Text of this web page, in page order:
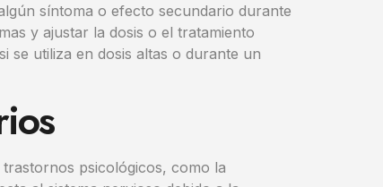
síntoma o efecto secundario durante
y ajustar la dosis o el tratamiento
se utiliza en dosis altas o durante un
psicológicos, como la